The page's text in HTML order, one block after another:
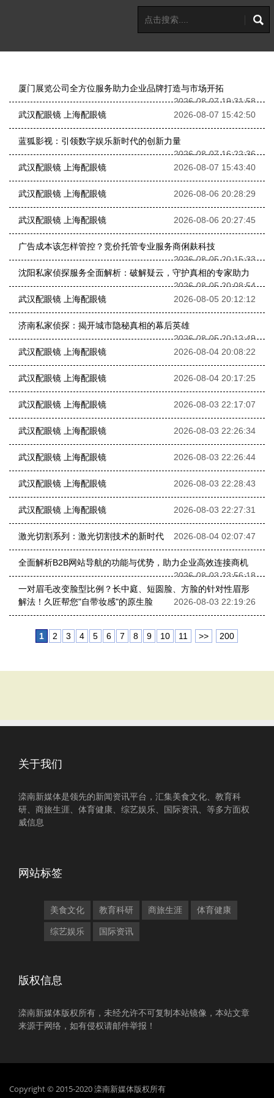
厦门展览公司全方位服务助力企业品牌打造与市场开拓
2026-08-07 19:31:58
武汉配眼镜 上海配眼镜
2026-08-07 15:42:50
蓝狐影视：引领数字娱乐新时代的创新力量
2026-08-07 16:22:36
武汉配眼镜 上海配眼镜
2026-08-07 15:43:40
武汉配眼镜 上海配眼镜 2026-08-06 20:28:29
武汉配眼镜 上海配眼镜 2026-08-06 20:27:45
广告成本该怎样管控？竞价托管专业服务商俐麸科技
2026-08-05 20:15:33
沈阳私家侦探服务全面解析：破解疑云，守护真相的专家助力
2026-08-05 20:08:54
武汉配眼镜 上海配眼镜
2026-08-05 20:12:12
济南私家侦探：揭开城市隐秘真相的幕后英雄
2026-08-05 20:12:49
武汉配眼镜 上海配眼镜
2026-08-04 20:08:22
武汉配眼镜 上海配眼镜 2026-08-04 20:17:25
武汉配眼镜 上海配眼镜 2026-08-03 22:17:07
武汉配眼镜 上海配眼镜 2026-08-03 22:26:34
武汉配眼镜 上海配眼镜 2026-08-03 22:26:44
武汉配眼镜 上海配眼镜 2026-08-03 22:28:43
武汉配眼镜 上海配眼镜 2026-08-03 22:27:31
激光切割系列：激光切割技术的新时代 2026-08-04 02:07:47
全面解析B2B网站导航的功能与优势，助力企业高效连接商机
2026-08-03 23:56:18
一对眉毛改变脸型比例？长中庭、短圆脸、方脸的针对性眉形
解法！久匠帮您"自带妆感"的原生脸
2026-08-03 22:19:26
1 2 3 4 5 6 7 8 9 10 11 >> 200
关于我们
滦南新媒体是领先的新闻资讯平台，汇集美食文化、教育科
研、商旅生涯、体育健康、综艺娱乐、国际资讯、等多方面权
威信息
网站标签
美食文化 教育科研 商旅生涯 体育健康
综艺娱乐 国际资讯
版权信息
滦南新媒体版权所有，未经允许不可复制本站镜像，本站文章
来源于网络，如有侵权请邮件举报！
Copyright © 2015-2020 滦南新媒体版权所有